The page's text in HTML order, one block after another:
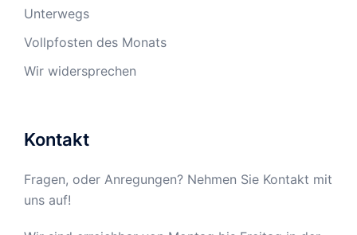
Unterwegs
Vollpfosten des Monats
Wir widersprechen
Kontakt
Fragen, oder Anregungen? Nehmen Sie Kontakt mit
uns auf!